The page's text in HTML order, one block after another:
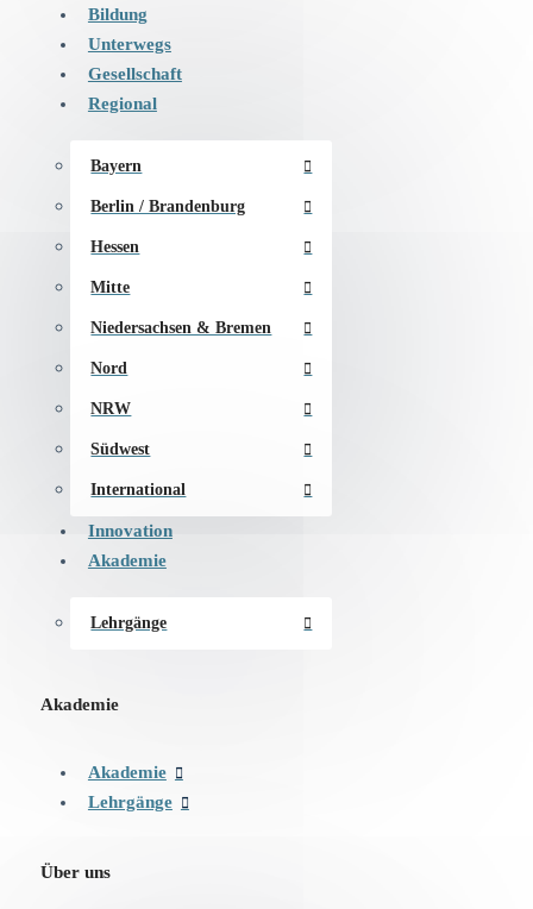
Bildung
Unterwegs
Gesellschaft
Regional
Bayern
Berlin / Brandenburg
Hessen
Mitte
Niedersachsen & Bremen
Nord
NRW
Südwest
International
Innovation
Akademie
Lehrgänge
Akademie
Akademie
Lehrgänge
Über uns